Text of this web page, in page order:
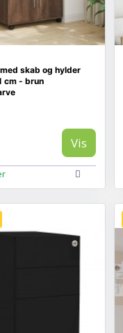
skab og hylder
cm - brun
Vis